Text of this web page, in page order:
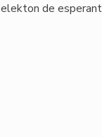
elekton de